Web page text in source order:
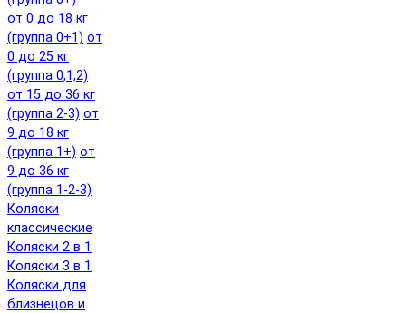
от 0 до 18 кг
(группа 0+1) от
0 до 25 кг
(группа 0,1,2)
от 15 до 36 кг
(группа 2-3) от
9 до 18 кг
(группа 1+) от
9 до 36 кг
(группа 1-2-3)
Коляски
классические
Коляски 2 в 1
Коляски 3 в 1
Коляски для
близнецов и